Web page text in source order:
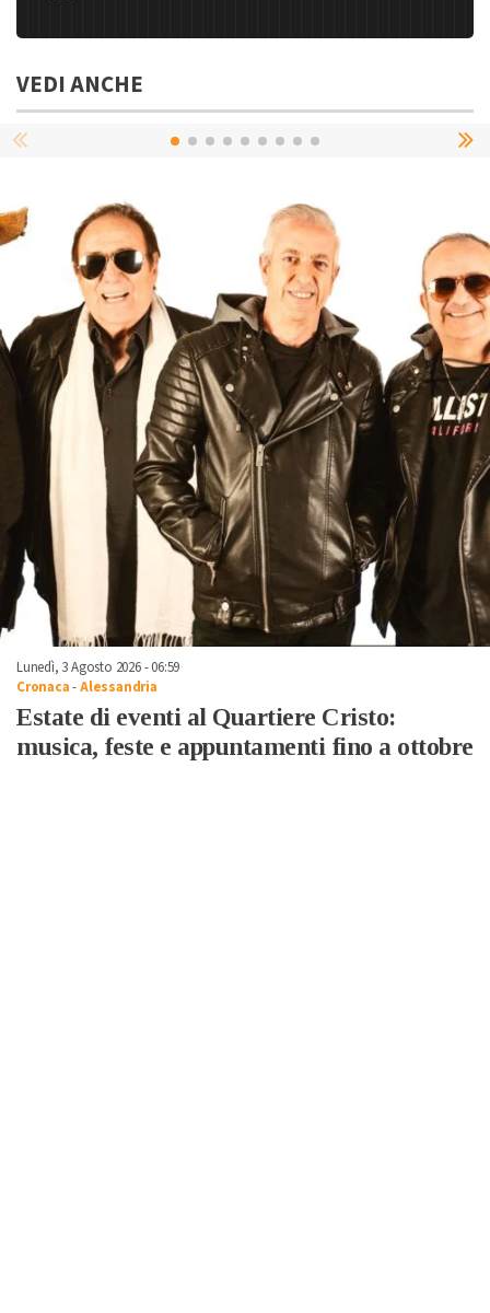
VEDI ANCHE
Lunedì, 3 Agosto 2026 - 06:59
Cronaca-Alessandria
Estate di eventi al Quartiere Cristo:
musica, feste e appuntamenti fino a ottobre